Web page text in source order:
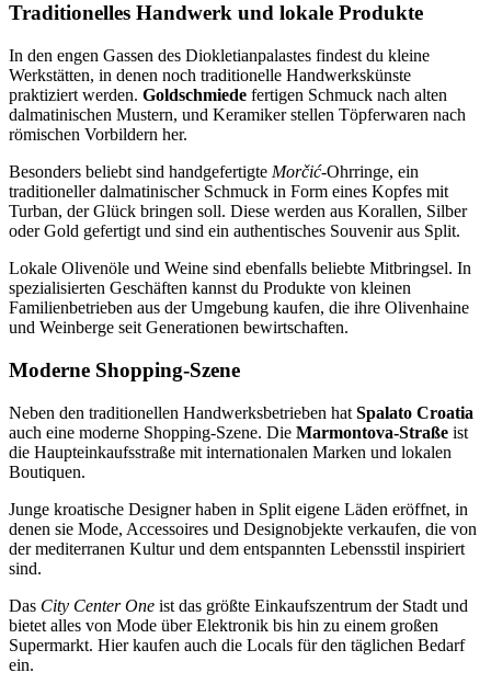
Traditionelles Handwerk und lokale Produkte
In den engen Gassen des Diokletianpalastes findest du kleine
Werkstätten, in denen noch traditionelle Handwerkskünste
praktiziert werden. Goldschmiede fertigen Schmuck nach alten
dalmatinischen Mustern, und Keramiker stellen Töpferwaren nach
römischen Vorbildern her.
Besonders beliebt sind handgefertigte Morčić-Ohrringe, ein
traditioneller dalmatinischer Schmuck in Form eines Kopfes mit
Turban, der Glück bringen soll. Diese werden aus Korallen, Silber
oder Gold gefertigt und sind ein authentisches Souvenir aus Split.
Lokale Olivenöle und Weine sind ebenfalls beliebte Mitbringsel. In
spezialisierten Geschäften kannst du Produkte von kleinen
Familienbetrieben aus der Umgebung kaufen, die ihre Olivenhaine
und Weinberge seit Generationen bewirtschaften.
Moderne Shopping-Szene
Neben den traditionellen Handwerksbetrieben hat Spalato Croatia
auch eine moderne Shopping-Szene. Die Marmontova-Straße ist
die Haupteinkaufsstraße mit internationalen Marken und lokalen
Boutiquen.
Junge kroatische Designer haben in Split eigene Läden eröffnet, in
denen sie Mode, Accessoires und Designobjekte verkaufen, die von
der mediterranen Kultur und dem entspannten Lebensstil inspiriert
sind.
Das City Center One ist das größte Einkaufszentrum der Stadt und
bietet alles von Mode über Elektronik bis hin zu einem großen
Supermarkt. Hier kaufen auch die Locals für den täglichen Bedarf
ein.